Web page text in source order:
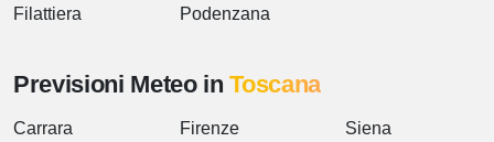
Filattiera
Podenzana
Previsioni Meteo inToscana
Carrara
Firenze
Siena